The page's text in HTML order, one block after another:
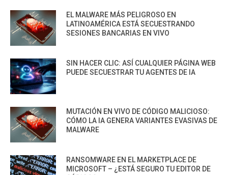
EL MALWARE MÁS PELIGROSO EN
LATINOAMÉRICA ESTÁ SECUESTRANDO
SESIONES BANCARIAS EN VIVO
SIN HACER CLIC: ASÍ CUALQUIER PÁGINA WEB
PUEDE SECUESTRAR TU AGENTES DE IA
MUTACIÓN EN VIVO DE CÓDIGO MALICIOSO:
CÓMO LA IA GENERA VARIANTES EVASIVAS DE
MALWARE
RANSOMWARE EN EL MARKETPLACE DE
MICROSOFT – ¿ESTÁ SEGURO TU EDITOR DE